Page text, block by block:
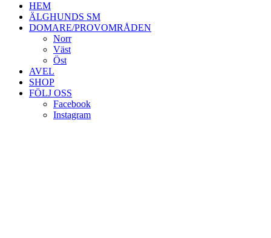
HEM
ÄLGHUNDS SM
DOMARE/PROVOMRÅDEN
Norr
Väst
Öst
AVEL
SHOP
FÖLJ OSS
Facebook
Instagram